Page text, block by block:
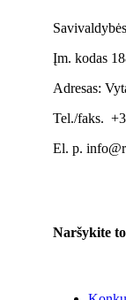
Įm. kodas
Adresas:
Tel./faks.
El. p.
Naršykite